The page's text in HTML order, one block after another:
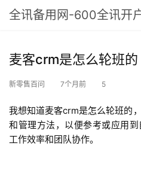
全讯备用网-600全讯开
麦客crm是怎么轮班
新零售百问 7个月前 5
我想知道麦客crm是怎么轮班的
和管理方法，以便参考或应用
工作效率和团队协作。